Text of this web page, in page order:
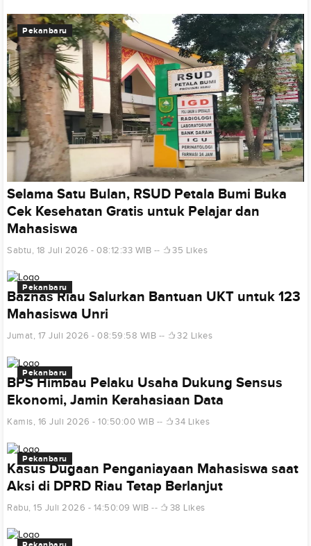
Pekanbaru
Selama Satu Bulan, RSUD Petala Bumi Buka
Cek Kesehatan Gratis untuk Pelajar dan
Mahasiswa
Sabtu, 18 Juli 2026 - 08:12:33 WIB 35 Likes
Pekanbaru
Baznas Riau Salurkan Bantuan UKT untuk 123
Mahasiswa Unri
Jumat, 17 Juli 2026 - 08:59:58 WIB 32 Likes
Pekanbaru
BPS Himbau Pelaku Usaha Dukung Sensus
Ekonomi, Jamin Kerahasiaan Data
Kamis, 16 Juli 2026 - 10:50:00 WIB 34 Likes
Pekanbaru
Kasus Dugaan Penganiayaan Mahasiswa saat
Aksi di DPRD Riau Tetap Berlanjut
Rabu, 15 Juli 2026 - 14:50:09 WIB 38 Likes